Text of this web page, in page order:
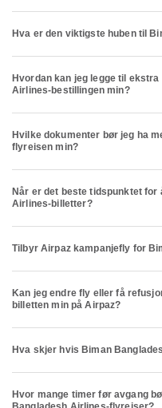
Hva er den viktigste huben til
Hvordan kan jeg legge til
Airlines-bestillingen min?
Hvilke dokumenter bør jeg ha
flyreisen min?
Når er det beste tidspunktet for
Airlines-billetter?
Tilbyr Airpaz kampanjefly for
Kan jeg endre fly eller få
billetten min på Airpaz?
Hva skjer hvis Biman
Hvor mange timer før avgang